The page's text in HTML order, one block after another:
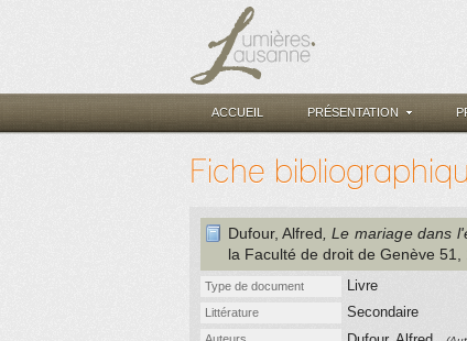
ACCUEIL PRÉSENTATION
Fiche
Dufour, Alfred , Le mariage dans
la Faculté de droit de Genève 51
Type de document Livre
Littérature Secondaire